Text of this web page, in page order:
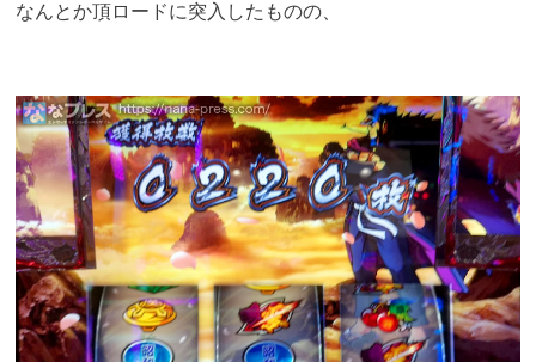
なんとか頂ロードに突入したものの、